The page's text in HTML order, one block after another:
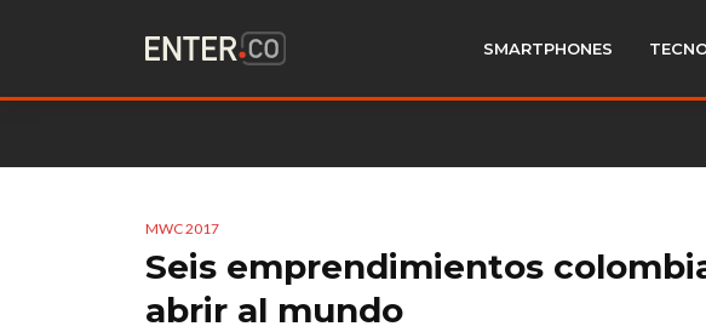
SMARTPHONES
MWC 2017
Seis emprendimientos
abrir al mundo